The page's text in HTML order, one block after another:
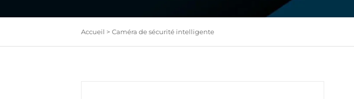
Accueil > Caméra de sécurité intelligente